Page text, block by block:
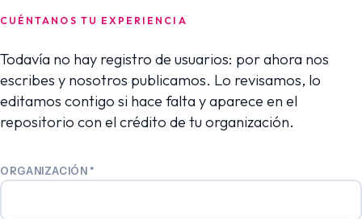
CUÉNTANOS TU EXPERIENCIA
Todavía no hay registro de usuarios: por ahora nos
escribes y nosotros publicamos. Lo revisamos, lo
editamos contigo si hace falta y aparece en el
repositorio con el crédito de tu organización.
ORGANIZACIÓN*